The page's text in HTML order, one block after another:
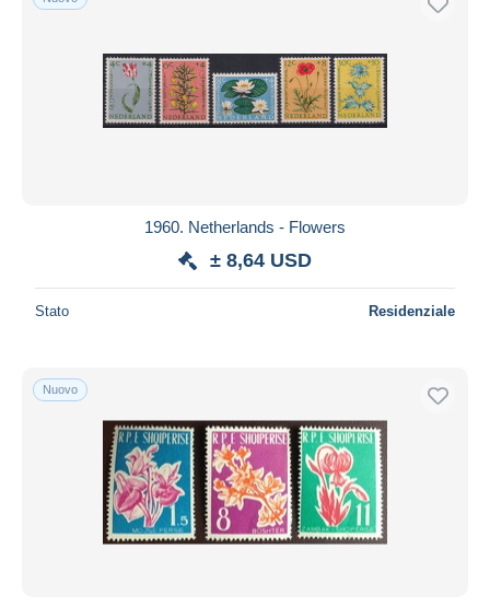
1960. Netherlands - Flowers
± 8,64 USD
Stato Residenziale
Nuovo